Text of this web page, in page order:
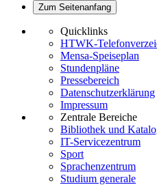
Zum Seitenanfang
Quicklinks
HTWK-
Mensa-Speiseplan
Stundenpläne
Pressebereich
Datenschutzerklärung
Impressum
Zentrale Bereiche
Bibliothek und
IT-Servicezentrum
Sport
Sprachenzentrum
Studium generale